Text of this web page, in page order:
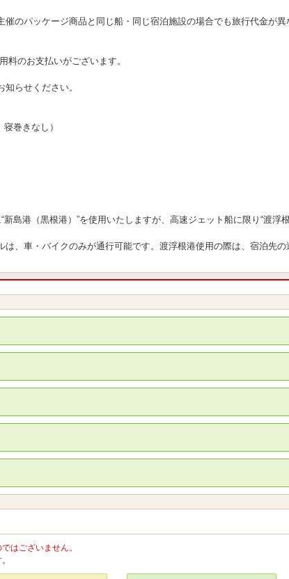
催のパッケージ商品と同じ船・同じ宿泊施設の場合でも旅行代金が
料のお支払いがございます。
らせください。
巻きなし）
島港（黒根港）”を使用いたしますが、高速ジェット船に限り“渡浮
は、車・バイクのみが通行可能です。渡浮根港使用の際は、宿泊先
はございません。